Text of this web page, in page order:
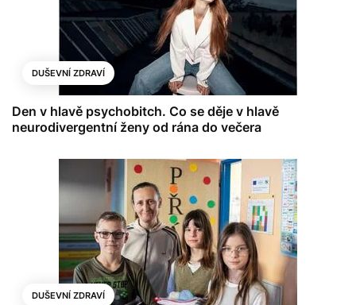
DUŠEVNÍ ZDRAVÍ
Den v hlavě psychobitch. Co se děje v hlavě
neurodivergentní ženy od rána do večera
DUŠEVNÍ ZDRAVÍ